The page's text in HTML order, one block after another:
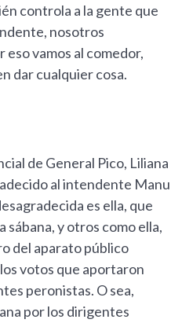
controla a la gente que
nosotros
eso vamos al comedor,
dar cualquier cosa.
de General Pico, Liliana
al intendente Manu
es ella, que
sábana, y otros como ella,
del aparato público
votos que aportaron
peronistas. O sea,
por los dirigentes